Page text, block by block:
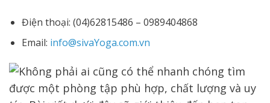
Điện thoại: (04)62815486 – 0989404868
Email: info@sivaYoga.com.vn